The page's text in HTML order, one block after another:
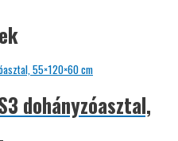
dohányzóasztal,